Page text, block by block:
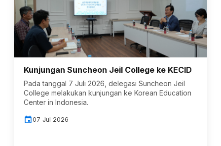
Kunjungan Suncheon Jeil College ke KECID
Pada tanggal 7 Juli 2026, delegasi Suncheon Jeil
College melakukan kunjungan ke Korean Education
Center in Indonesia.
event07 Jul 2026